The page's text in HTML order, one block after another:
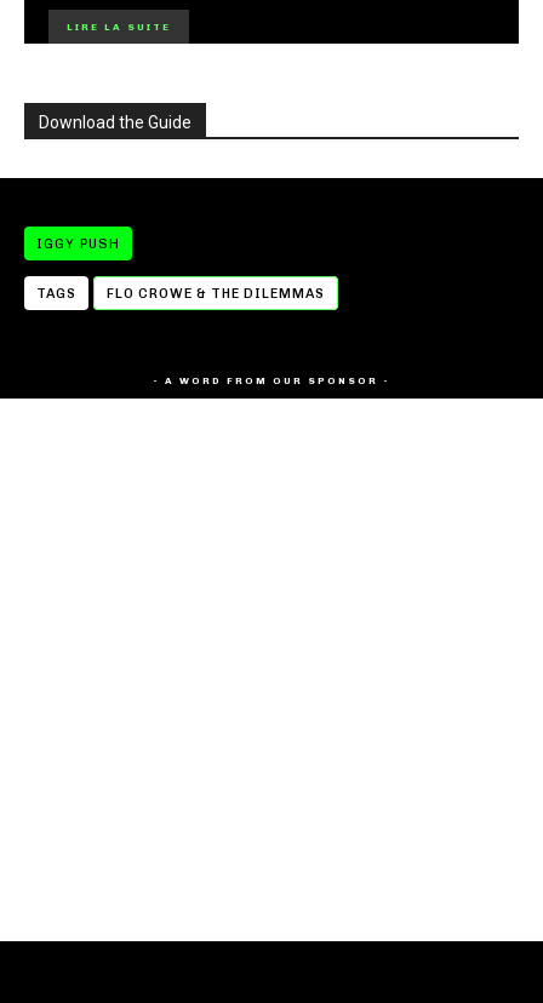
LIRE LA SUITE
Download the Guide
IGGY PUSH
TAGS FLO CROWE & THE DILEMMAS
- A WORD FROM OUR SPONSOR -